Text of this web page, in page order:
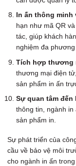
In ấn thông minh
hạn như mã QR
tác, giúp khách
nghiệm đa phương
Tích hợp thương
thương mại điện
sản phẩm in ấn
Sự quan tâm đến
thông tin, ngành
sản phẩm in.
Sự phát triển của
cầu về bảo vệ môi
cho ngành in ấn